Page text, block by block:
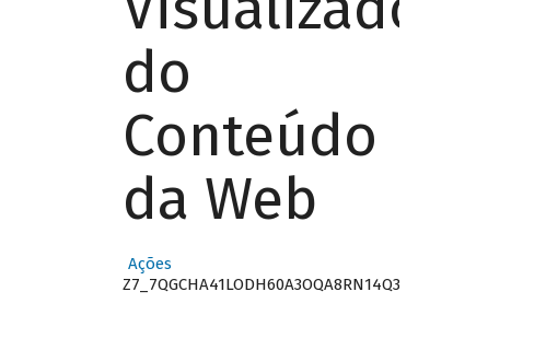
do
Conteúdo
da Web
Ações
Z7_7QGCHA41LODH60A3OQA8RN14Q3